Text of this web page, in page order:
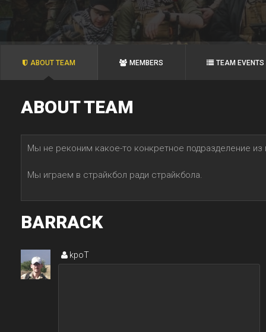
ABOUT TEAM MEMBERS TEAM EVENTS
ABOUT TEAM
Мы не реконим какое-то конкретное подразделение
Мы играем в страйкбол ради страйкбола.
BARRACK
kpoT